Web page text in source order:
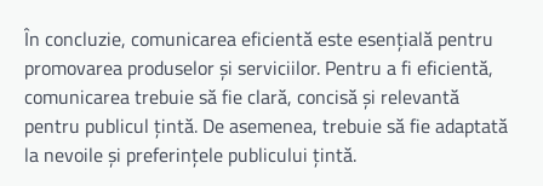
În concluzie, comunicarea eficientă este esențială pentru
promovarea produselor și serviciilor. Pentru a fi eficientă,
comunicarea trebuie să fie clară, concisă și relevantă
pentru publicul țintă. De asemenea, trebuie să fie adaptată
la nevoile și preferințele publicului țintă.